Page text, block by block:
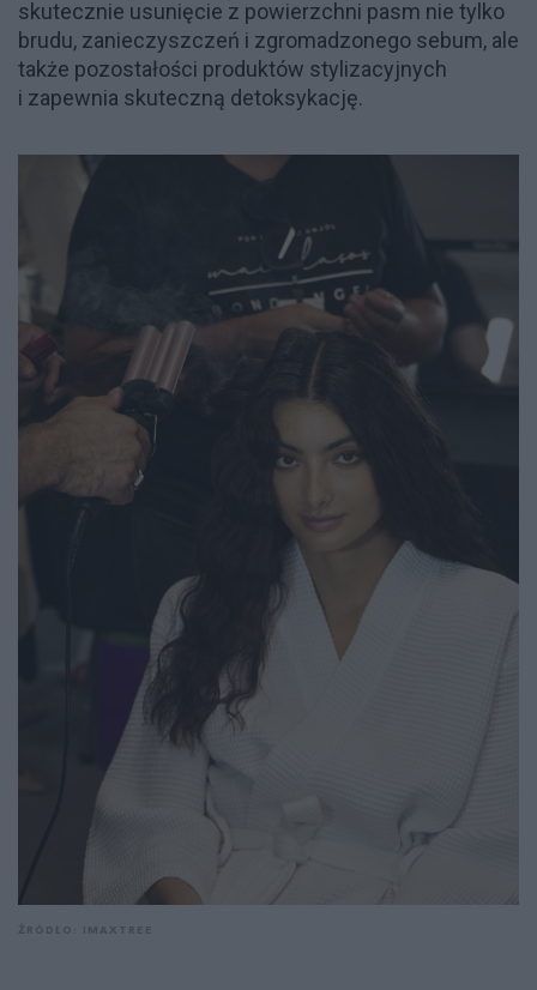
skutecznie usunięcie z powierzchni pasm nie tylko
brudu, zanieczyszczeń i zgromadzonego sebum, ale
także pozostałości produktów stylizacyjnych
i zapewnia skuteczną detoksykację.